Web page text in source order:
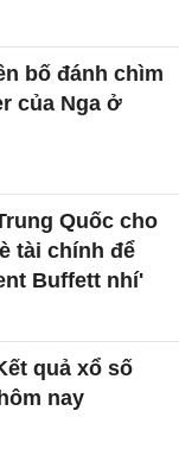
bố đánh chìm
của Nga ở
Quốc cho
tài chính để
Buffett nhí'
quả xổ số
nay